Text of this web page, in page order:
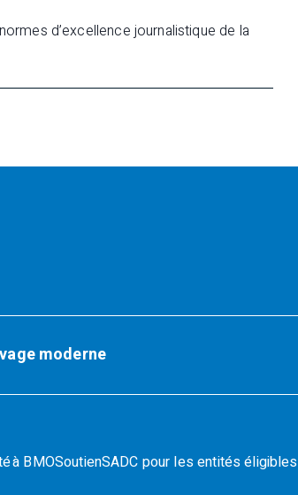
d’excellence journalistique de la
moderne
à BMOSoutienSADC pour les entités éligibles